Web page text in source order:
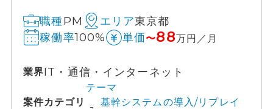
職種PM エリア東京都
稼働率100% 単価〜88万円／月
業界IT・通信・インターネット
案件カテゴリ
テーマ
基幹システムの導入/リプレイ